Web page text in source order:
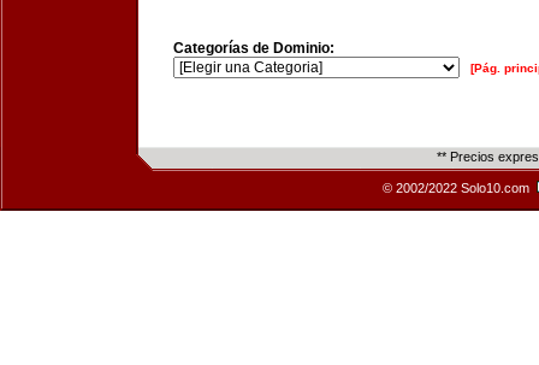
Categorías de Dominio:
[Pág.
** Precios
© 2002/2022 Solo10.com